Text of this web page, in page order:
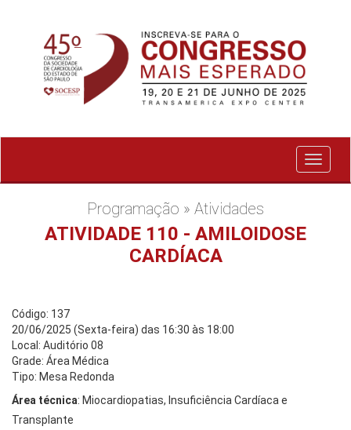
Exibir
menu
Programação » Atividades
ATIVIDADE 110 - AMILOIDOSE
CARDÍACA
Código: 137
20/06/2025 (Sexta-feira) das 16:30 às 18:00
Local: Auditório 08
Grade: Área Médica
Tipo: Mesa Redonda
Área técnica: Miocardiopatias, Insuficiência Cardíaca e
Transplante